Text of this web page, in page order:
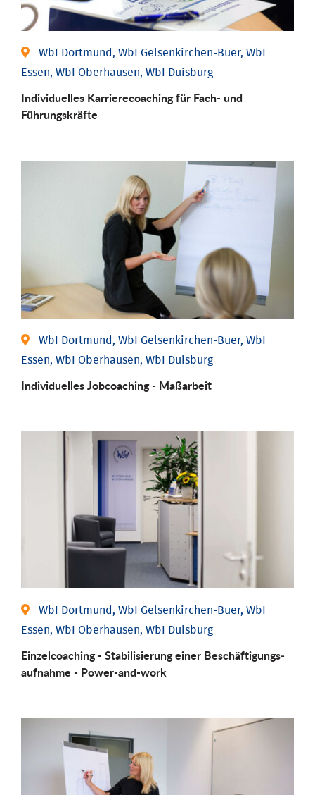
WbI Dortmund, WbI Gelsenkirchen-Buer, WbI
Essen, WbI Oberhausen, WbI Duisburg
Individu­elles Karrierecoaching für Fach-­ und
Führungs­kräfte
WbI Dortmund, WbI Gelsenkirchen-Buer, WbI
Essen, WbI Oberhausen, WbI Duisburg
Individu­elles Job­coaching - Maßarbeit
WbI Dortmund, WbI Gelsenkirchen-Buer, WbI
Essen, WbI Oberhausen, WbI Duisburg
Einzel­coaching - Stabili­sierung einer Be­schäftigungs­
aufnahme - Power-and-work